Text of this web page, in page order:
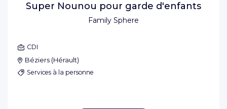
Family Sphere
Super Nounou pour garde d'enfants
CDI
Béziers (Hérault)
Services à la personne